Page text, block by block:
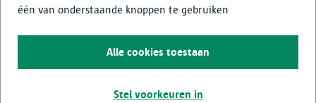
EcoHuis gesloten van dinsdag 30
juni tot en met maandag 31
augustus 2026
één van onderstaande knoppen te gebruiken
Alle cookies toestaan
Stel voorkeuren in